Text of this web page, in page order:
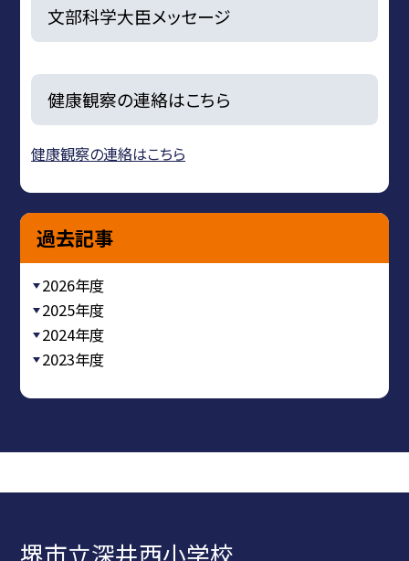
文部科学大臣メッセージ
健康観察の連絡はこちら
健康観察の連絡はこちら
過去記事
2026年度
2025年度
2024年度
2023年度
堺市立深井西小学校